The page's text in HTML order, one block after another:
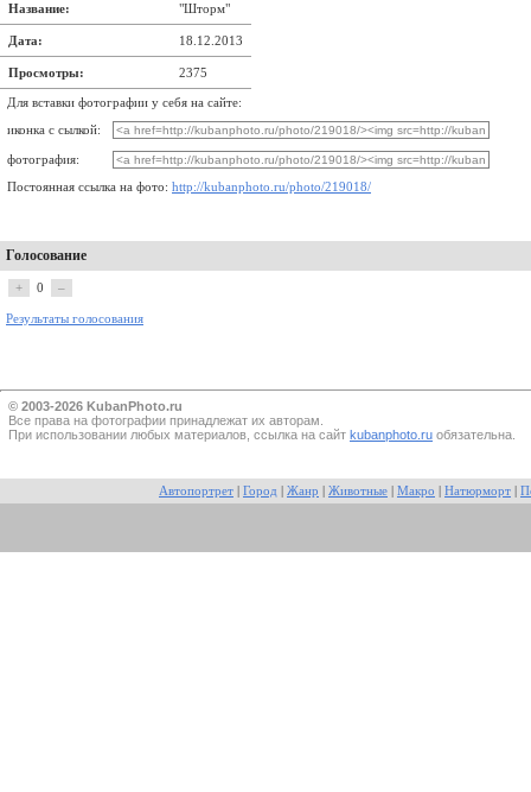
Название: "Шторм"
Дата: 18.12.2013
Просмотры: 2375
Для вставки фотографии у себя на сайте:
иконка с сылкой:
фотография:
Постоянная ссылка на фото: http://kubanphoto.ru/photo/219018/
Голосование
+ 0 –
Результаты голосования
© 2003-2026 KubanPhoto.ru
Все прaва на фотографии принадлежат их авторам.
При использовании любых материалов, ссылка на сайт kubanphoto.ru обязательна.
Автопортрет Город Жанр Животные Макро Натюрморт